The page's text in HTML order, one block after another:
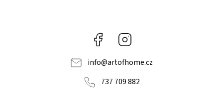
Facebook
info@artofhome.cz
737 709 882